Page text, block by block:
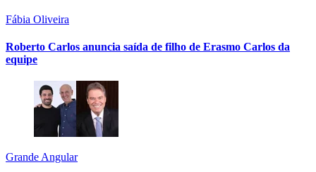
Fábia Oliveira
Roberto Carlos anuncia saída de filho de Erasmo Carlos da
equipe
Grande Angular